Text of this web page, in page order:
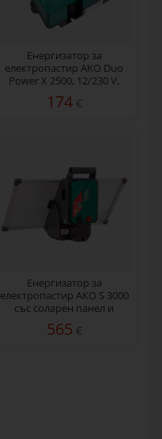
Енергизатор за
електропастир AKO Duo
Power X 2500, 12/230 V,
174€
Енергизатор за
електропастир AKO S 3000
със соларен панел и
акумулатор, 3 джаула
565 €